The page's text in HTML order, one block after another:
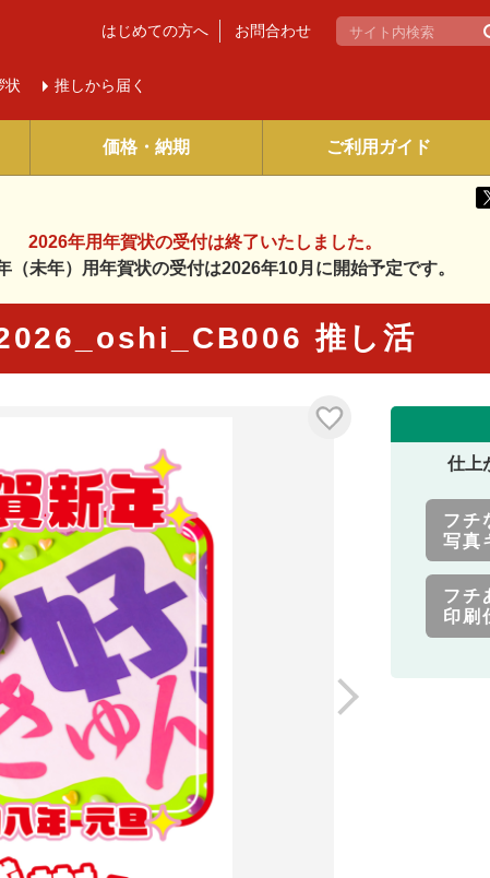
状 推しから届く
はじめての方へ お問合わせ
価格・納期 ご利用ガイド
2026年用年賀状の受付は終了いたしました。
（未年）用年賀状の受付は2026年10月に開始予定です。
推し活
仕上
フチ
写真
フチ
印刷